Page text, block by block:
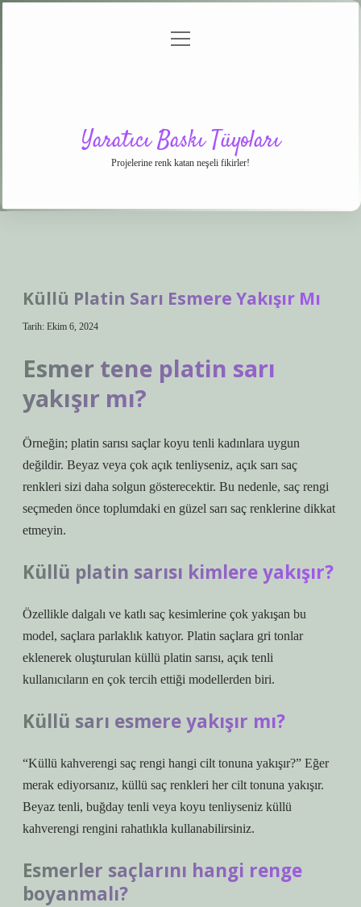
menüyü
Yaratıcı Baskı Tüyoları
Projelerine renk katan neşeli fikirler!
Küllü Platin Sarı Esmere Yakışır Mı
Tarih: Ekim 6, 2024
Esmer tene platin sarı
yakışır mı?
Örneğin; platin sarısı saçlar koyu tenli kadınlara uygun
değildir. Beyaz veya çok açık tenliyseniz, açık sarı saç
renkleri sizi daha solgun gösterecektir. Bu nedenle, saç rengi
seçmeden önce toplumdaki en güzel sarı saç renklerine dikkat
etmeyin.
Küllü platin sarısı kimlere yakışır?
Özellikle dalgalı ve katlı saç kesimlerine çok yakışan bu
model, saçlara parlaklık katıyor. Platin saçlara gri tonlar
eklenerek oluşturulan küllü platin sarısı, açık tenli
kullanıcıların en çok tercih ettiği modellerden biri.
Küllü sarı esmere yakışır mı?
“Küllü kahverengi saç rengi hangi cilt tonuna yakışır?” Eğer
merak ediyorsanız, küllü saç renkleri her cilt tonuna yakışır.
Beyaz tenli, buğday tenli veya koyu tenliyseniz küllü
kahverengi rengini rahatlıkla kullanabilirsiniz.
Esmerler saçlarını hangi renge
boyanmalı?